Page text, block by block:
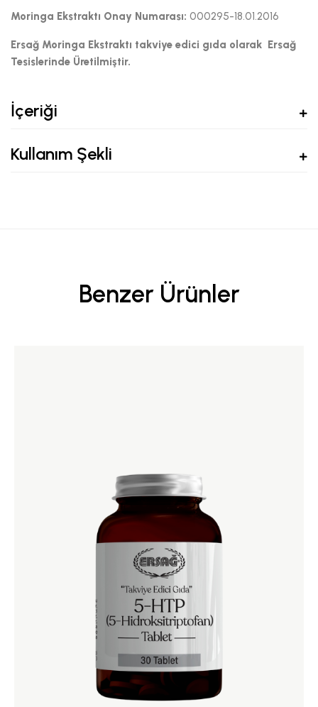
Moringa Ekstraktı Onay Numarası: 000295-18.01.2016
Ersağ Moringa Ekstraktı takviye edici gıda olarak Ersağ
Tesislerinde Üretilmiştir.
İçeriği
Kullanım Şekli
Benzer Ürünler